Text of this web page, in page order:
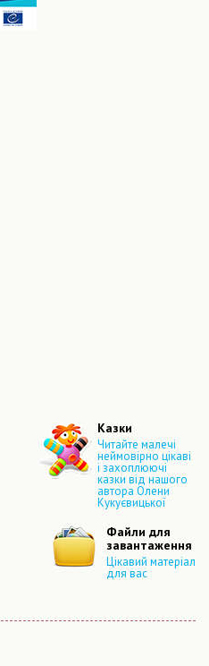
Казки
Читайте малечі
неймовірно цікаві
і захоплюючі
казки від нашого
автора Олени
Кукуєвицької
Файли для
завантаження
Цікавий матеріал
для вас